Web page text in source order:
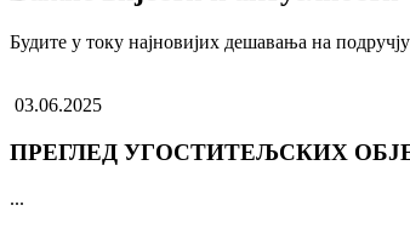
Будите у току најновијих дешавања на
03.06.2025
ПРЕГЛЕД УГОСТИТЕЉСКИХ
...